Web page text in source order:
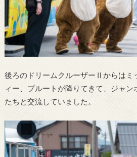
後ろのドリームクルーザーⅡからはミ
ィー、プルートが降りてきて、ジャ
たちと交流していました。